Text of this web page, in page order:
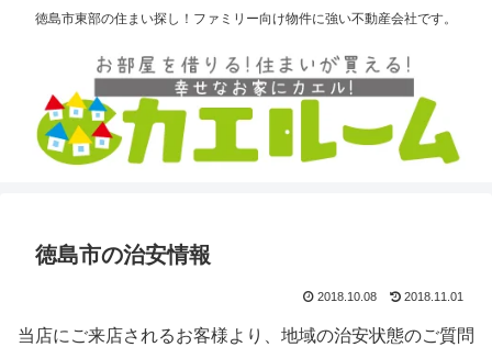
徳島市東部の住まい探し！ファミリー向け物件に強い不動産会社です。
徳島市の治安情報
2018.10.08 2018.11.01
当店にご来店されるお客様より、地域の治安状態のご質問